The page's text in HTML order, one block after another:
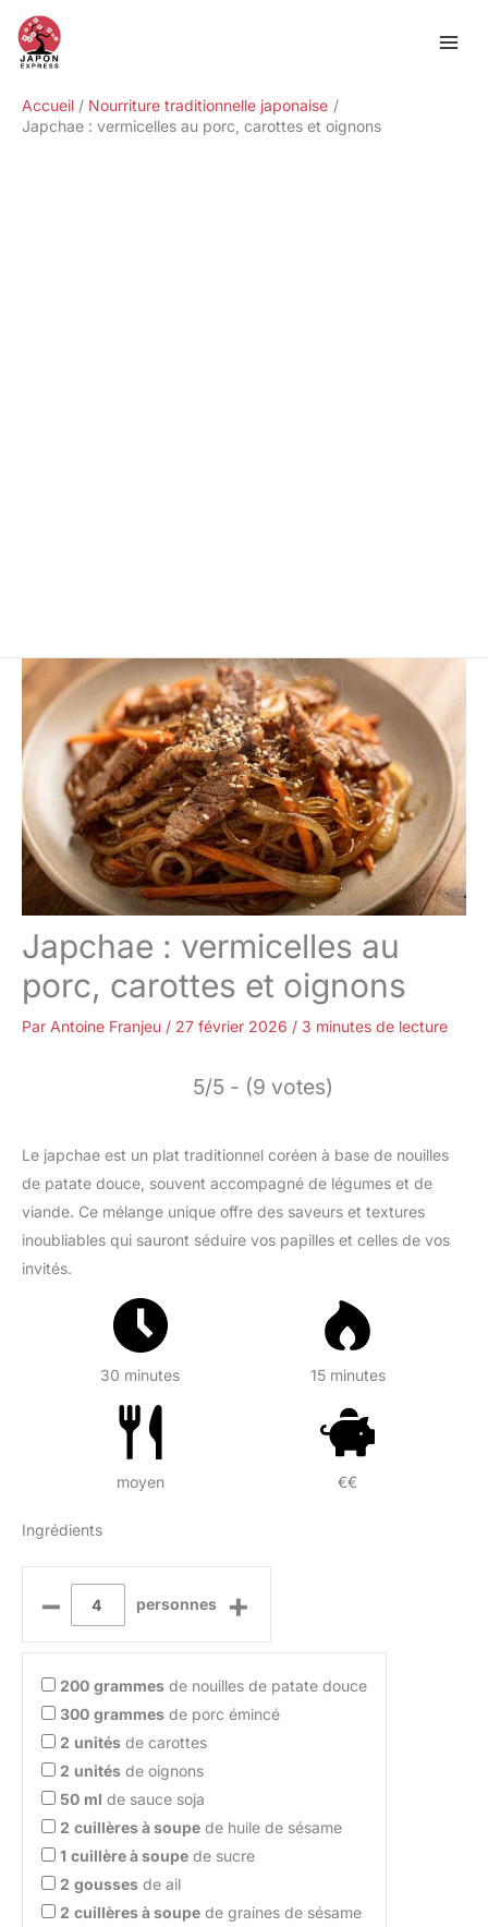
contenu
Accueil
Nourriture traditionnelle japonaise
Japchae : vermicelles au porc, carottes et oignons
Japchae : vermicelles au
porc, carottes et oignons
Par Antoine Franjeu / 27 février 2026 / 3 minutes de lecture
5/5 - (9 votes)
Le japchae est un plat traditionnel coréen à base de nouilles
de patate douce, souvent accompagné de légumes et de
viande. Ce mélange unique offre des saveurs et textures
inoubliables qui sauront séduire vos papilles et celles de vos
invités.
30 minutes 15 minutes
moyen €€
Ingrédients
– personnes +
200 grammes de nouilles de patate douce
300 grammes de porc émincé
2 unités de carottes
2 unités de oignons
50 ml de sauce soja
2 cuillères à soupe de huile de sésame
1 cuillère à soupe de sucre
2 gousses de ail
2 cuillères à soupe de graines de sésame
Rechercher